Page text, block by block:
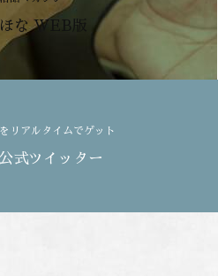
な WEB版
リアルタイムでゲット
式ツイッター